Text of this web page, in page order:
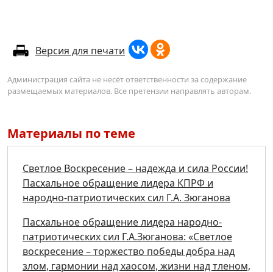
Версия для печати
Администрация сайта не несёт ответственности за содержание
размещаемых материалов. Все претензии направлять авторам.
Материалы по теме
Светлое Воскресение – надежда и сила России!
Пасхальное обращение лидера КПРФ и
народно-патриотических сил Г.А. Зюганова
Пасхальное обращение лидера народно-
патриотических сил Г.А.Зюганова: «Светлое
воскресение – торжество победы добра над
злом, гармонии над хаосом, жизни над тленом,